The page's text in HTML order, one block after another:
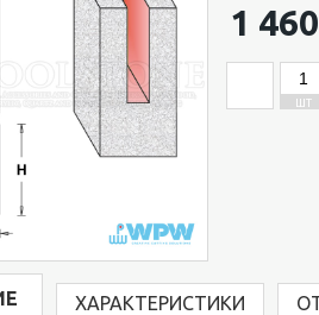
1
ШТ
ХАРАКТЕРИСТИКИ